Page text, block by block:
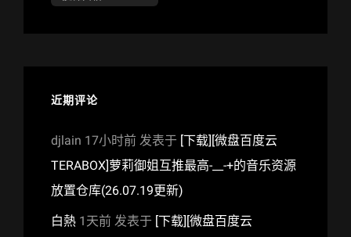
档
近期评论
djlain 17小时前 发表于 [下载][微盘百度云
TERABOX]萝莉御姐互推最高-__-+的音乐资源
放置仓库(26.07.19更新)
白熱 1天前 发表于 [下载][微盘百度云